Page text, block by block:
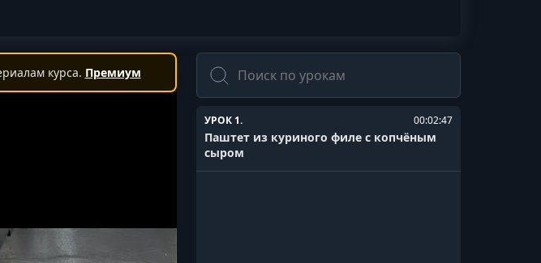
курса. Премиум
Поиск
УРОК 1. 00:02:47
Паштет из куриного филе с копчёным
сыром